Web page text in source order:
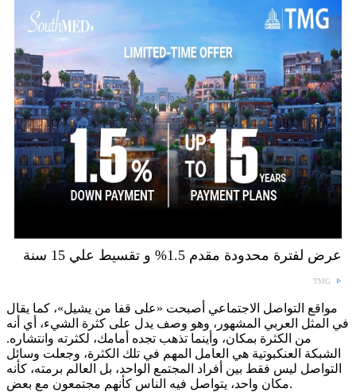
عرض لفترة محدودة مقدم 1.5% و تقسيط علي 15 سنة
TMG
مواقع التواصل الاجتماعي أصبحت «على قفا من يشيل»، كما يقال
في المثل العربي المشهور، وهو وصف يدل على كثرة الشيء، أي أنه
من الكثرة بمكان، وأينما تذهب تجده أمامك، لكثرته وانتشاره.
الشبكة العنكبوتية هي العامل المهم في تلك الكثرة، وجعلت وسائل
التواصل ليس فقط بين أفراد المجتمع الواحد، بل العالم برمته، كأنه
مكان واحد، يتواصل فيه الناس كأنهم مجتمعون مع بعض.